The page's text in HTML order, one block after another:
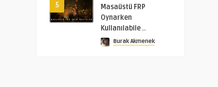
5
Masaüstü FRP
Oynarken
Kullanılabile ..
Burak Akmenek